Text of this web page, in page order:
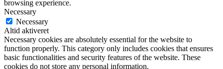
browsing experience.
Necessary
Necessary
Altid aktiveret
Necessary cookies are absolutely essential for the website to
function properly. This category only includes cookies that ensures
basic functionalities and security features of the website. These
cookies do not store any personal information.